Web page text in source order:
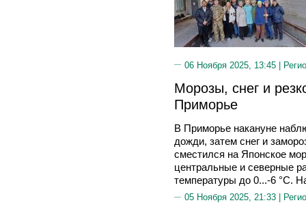
06 Ноября 2025, 13:45 |
Морозы, снег и
Приморье
В Приморье накануне
дожди, затем снег и
сместился на Японское
центральные и северные
температуры до 0...-6 °C.
05 Ноября 2025, 21:33 |